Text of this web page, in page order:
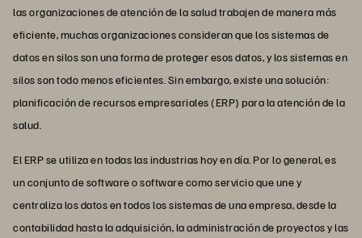
las organizaciones de atención de la salud trabajen de manera más
eficiente, muchas organizaciones consideran que los sistemas de
datos en silos son una forma de proteger esos datos, y los sistemas en
silos son todo menos eficientes. Sin embargo, existe una solución:
planificación de recursos empresariales (ERP) para la atención de la
salud.
El ERP se utiliza en todas las industrias hoy en día. Por lo general, es
un conjunto de software o software como servicio que une y
centraliza los datos en todos los sistemas de una empresa, desde la
contabilidad hasta la adquisición, la administración de proyectos y las